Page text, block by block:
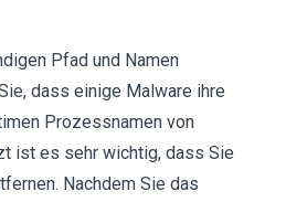
Pfad und Namen
dass einige Malware ihre
Prozessnamen von
ist es sehr wichtig, dass Sie
Nachdem Sie das